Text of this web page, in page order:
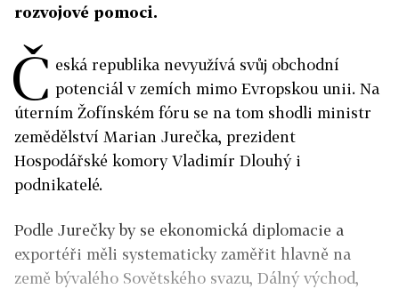
rozvojové pomoci.
Č eská republika nevyužívá svůj obchodní
potenciál v zemích mimo Evropskou unii. Na
úterním Žofínském fóru se na tom shodli ministr
zemědělství Marian Jurečka, prezident
Hospodářské komory Vladimír Dlouhý i
podnikatelé.
Podle Jurečky by se ekonomická diplomacie a
exportéři měli systematicky zaměřit hlavně na
země bývalého Sovětského svazu, Dálný východ,